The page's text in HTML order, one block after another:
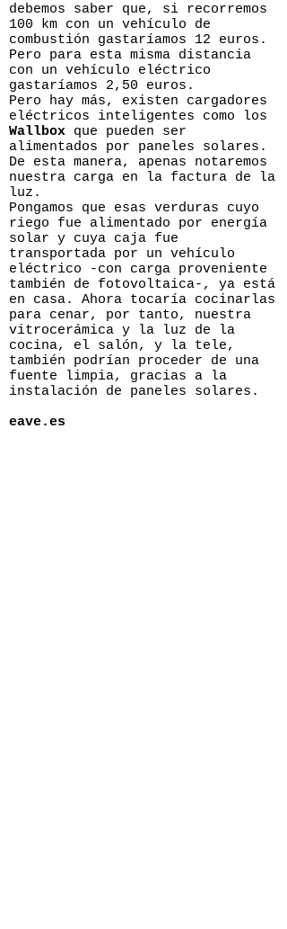
debemos saber que, si recorremos
100 km con un vehículo de
combustión gastaríamos 12 euros.
Pero para esta misma distancia
con un vehículo eléctrico
gastaríamos 2,50 euros.
Pero hay más, existen cargadores
eléctricos inteligentes como los
Wallbox que pueden ser
alimentados por paneles solares.
De esta manera, apenas notaremos
nuestra carga en la factura de la
luz.
Pongamos que esas verduras cuyo
riego fue alimentado por energía
solar y cuya caja fue
transportada por un vehículo
eléctrico -con carga proveniente
también de fotovoltaica-, ya está
en casa. Ahora tocaría cocinarlas
para cenar, por tanto, nuestra
vitrocerámica y la luz de la
cocina, el salón, y la tele,
también podrían proceder de una
fuente limpia, gracias a la
instalación de paneles solares.
eave.es